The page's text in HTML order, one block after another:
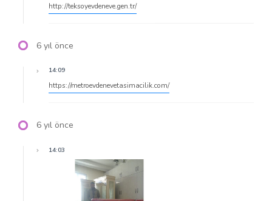
http://teksoyevdeneve.gen.tr/
6 yıl önce
14:09
https://metroevdenevetasimacilik.com/
6 yıl önce
14:03